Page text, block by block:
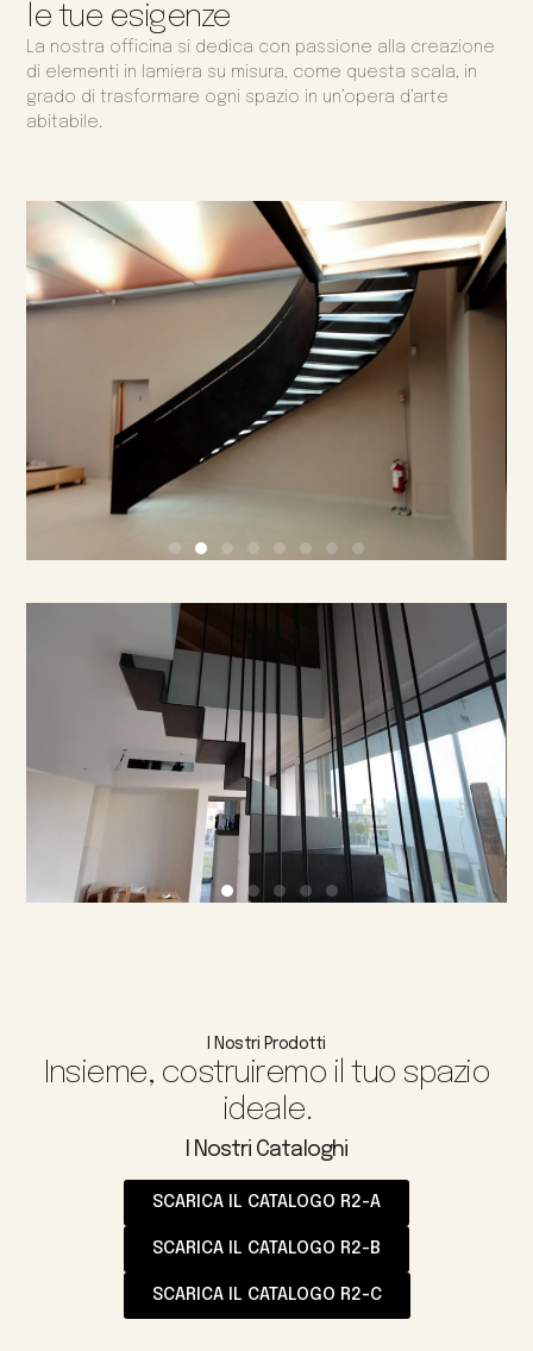
le tue esigenze
La nostra officina si dedica con passione alla creazione
di elementi in lamiera su misura, come questa scala, in
grado di trasformare ogni spazio in un’opera d’arte
abitabile.
I Nostri Prodotti
Insieme, costruiremo il tuo spazio
ideale.
I Nostri Cataloghi
SCARICA IL CATALOGO R2-A
SCARICA IL CATALOGO R2-B
SCARICA IL CATALOGO R2-C